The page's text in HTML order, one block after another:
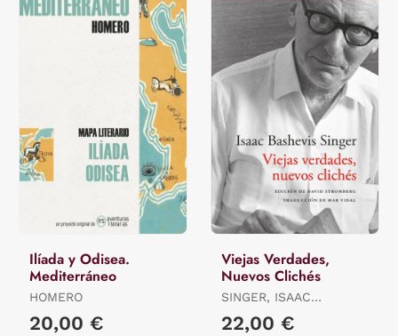
Ilíada y Odisea.
Mediterráneo
HOMERO
20,00 €
Viejas Verdades,
Nuevos Clichés
SINGER, ISAAC
22,00 €